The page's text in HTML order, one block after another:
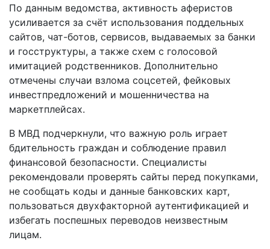
По данным ведомства, активность аферистов
усиливается за счёт использования поддельных
сайтов, чат-ботов, сервисов, выдаваемых за банки
и госструктуры, а также схем с голосовой
имитацией родственников. Дополнительно
отмечены случаи взлома соцсетей, фейковых
инвестпредложений и мошенничества на
маркетплейсах.
В МВД подчеркнули, что важную роль играет
бдительность граждан и соблюдение правил
финансовой безопасности. Специалисты
рекомендовали проверять сайты перед покупками,
не сообщать коды и данные банковских карт,
пользоваться двухфакторной аутентификацией и
избегать поспешных переводов неизвестным
лицам.